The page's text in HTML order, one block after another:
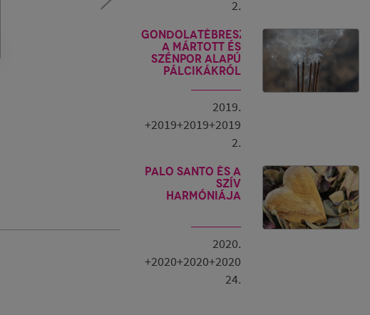
2.
Gondolatébresztő
a mártott és
szénpor alapú
pálcikákról
2019.
+2019+2019+2019
2.
PALO SANTO és a
szív
harmóniája
2020.
+2020+2020+2020
24.